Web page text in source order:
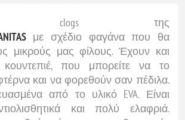
clogs της
με σχέδιο φαγάνα που θα
μικρούς μας φίλους. Έχουν και
που μπορείτε να το
και να φορεθούν σαν πέδιλα.
από το υλικό EVA. Είναι
και πολύ ελαφριά.